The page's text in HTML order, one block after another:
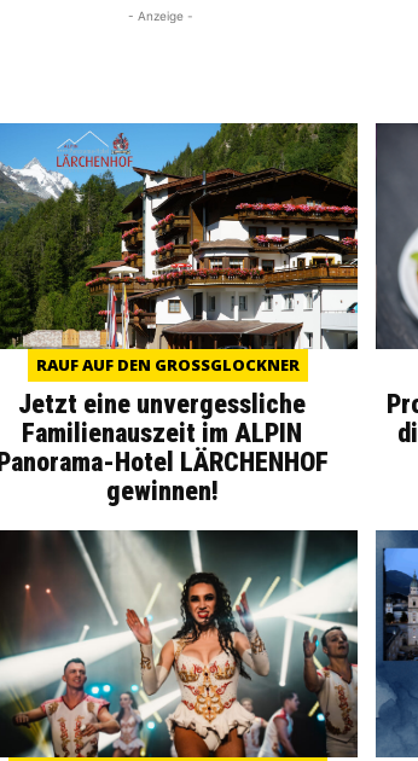
- Anzeige -
RAUF AUF DEN GROSSGLOCKNER
Jetzt eine unvergessliche
Familienauszeit im ALPIN
Panorama-Hotel LÄRCHENHOF
gewinnen!